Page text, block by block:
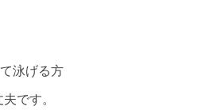
泳げる方
です。